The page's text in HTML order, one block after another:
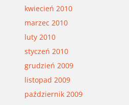
kwiecień 2010
marzec 2010
luty 2010
styczeń 2010
grudzień 2009
listopad 2009
październik 2009